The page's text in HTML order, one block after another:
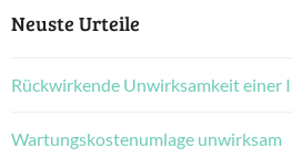
Neuste Urteile
Rückwirkende Unwirksamkeit einer
Wartungskostenumlage unwirksam